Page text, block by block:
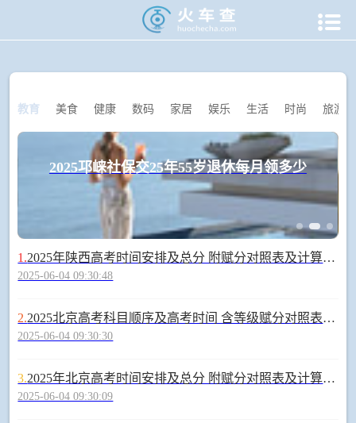

教育 美食 健康 数码 家居 娱乐 生活 时尚 旅游
2025邛崃社保交25年55岁退休每月领多少
1.2025年陕西高考时间安排及总分 附赋分对照表及计算方法
2025-06-04 09:30:48
2.2025北京高考科目顺序及高考时间 含等级赋分对照表及计算方法
2025-06-04 09:30:30
3.2025年北京高考时间安排及总分 附赋分对照表及计算方法
2025-06-04 09:30:09